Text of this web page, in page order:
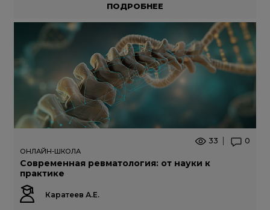
ПОДРОБНЕЕ
33 0
ОНЛАЙН-ШКОЛА
Современная ревматология: от науки к
практике
Каратеев А.Е.